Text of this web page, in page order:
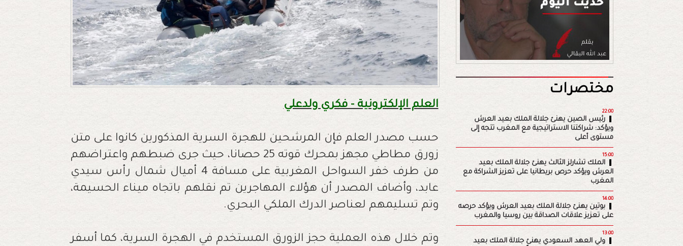
العلم الإلكترونية - فكري ولدعلي
حسب مصدر العلم فإن المرشحين للهجرة السرية المذكورين كانوا على متن
زورق مطاطي مجهز بمحرك قوته 25 حصانا، حيث جرى ضبطهم واعتراضهم
من طرف خفر السواحل المغربية على مسافة 4 أميال شمال رأس سيدي
عابد، وأضاف المصدر أن هؤلاء المهاجرين تم نقلهم باتجاه ميناء الحسيمة،
وتم تسليمهم لعناصر الدرك الملكي البحري.
وتم خلال هذه العملية حجز الزورق المستخدم في الهجرة السرية، كما أسفر
مختصرات
22:00
رئيس الصين يهنئ جلالة الملك بعيد العرش
ويؤكد: شراكتنا الاستراتيجية مع المغرب تتجه إلى
مستوى أعلى
15:00
الملك تشارلز الثالث يهنئ جلالة الملك بعيد
العرش ويؤكد حرص بريطانيا على تعزيز الشراكة مع
المغرب
14:00
بوتين يهنئ جلالة الملك بعيد العرش ويؤكد حرصه
على تعزيز علاقات الصداقة بين روسيا والمغرب
13:00
ولي العهد السعودي يهنئ جلالة الملك بعيد